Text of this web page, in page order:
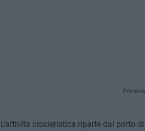
L'attività crocieristica riparte dal porto di